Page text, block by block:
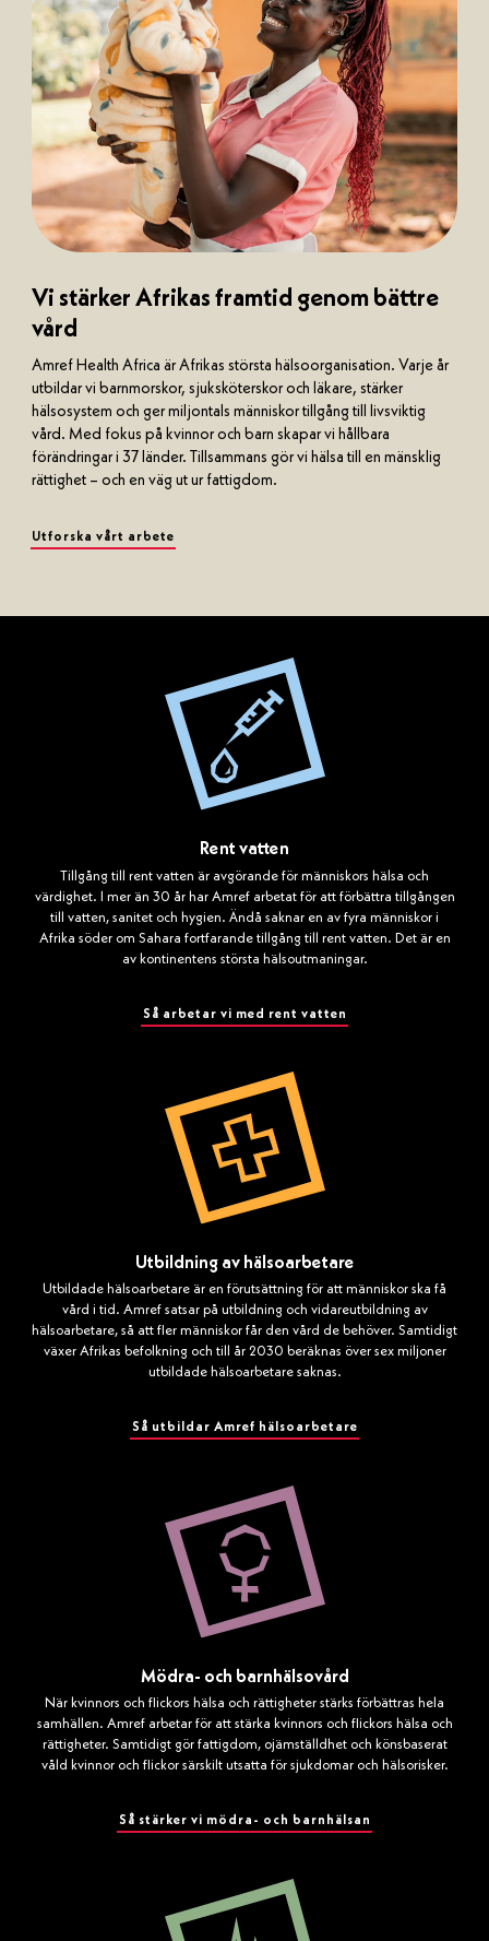
Vi stärker Afrikas framtid genom bättre
vård
Amref Health Africa är Afrikas största hälsoorganisation. Varje år
utbildar vi barnmorskor, sjuksköterskor och läkare, stärker
hälsosystem och ger miljontals människor tillgång till livsviktig
vård. Med fokus på kvinnor och barn skapar vi hållbara
förändringar i 37 länder. Tillsammans gör vi hälsa till en mänsklig
rättighet – och en väg ut ur fattigdom.
Utforska vårt arbete
Rent vatten
Tillgång till rent vatten är avgörande för människors hälsa och
värdighet. I mer än 30 år har Amref arbetat för att förbättra tillgången
till vatten, sanitet och hygien. Ändå saknar en av fyra människor i
Afrika söder om Sahara fortfarande tillgång till rent vatten. Det är en
av kontinentens största hälsoutmaningar.
Så arbetar vi med rent vatten
Utbildning av hälsoarbetare
Utbildade hälsoarbetare är en förutsättning för att människor ska få
vård i tid. Amref satsar på utbildning och vidareutbildning av
hälsoarbetare, så att fler människor får den vård de behöver. Samtidigt
växer Afrikas befolkning och till år 2030 beräknas över sex miljoner
utbildade hälsoarbetare saknas.
Så utbildar Amref hälsoarbetare
Mödra- och barnhälsovård
När kvinnors och flickors hälsa och rättigheter stärks förbättras hela
samhällen. Amref arbetar för att stärka kvinnors och flickors hälsa och
rättigheter. Samtidigt gör fattigdom, ojämställdhet och könsbaserat
våld kvinnor och flickor särskilt utsatta för sjukdomar och hälsorisker.
Så stärker vi mödra- och barnhälsan